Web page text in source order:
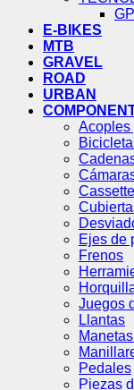
E-BIKES
MTB
GRAVEL
ROAD
URBAN
Acoples
Ejes de
Frenos
Juegos
Llantas
Pedales
Piezas